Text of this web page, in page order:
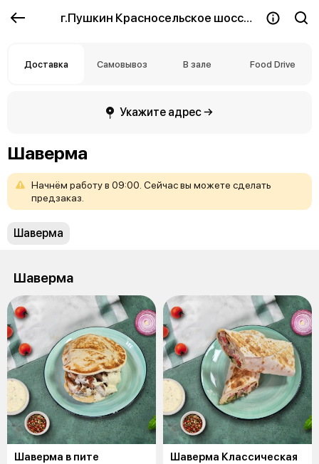
г.Пушкин Красносельское шоссе 2
Доставка Самовывоз В зале Food Drive
Укажите адрес →
Шаверма
Начнём работув 09:00. Сейчасвы можете сделать
предзаказ.
Шаверма
Шаверма
Шаверма в пите Шаверма Классическая